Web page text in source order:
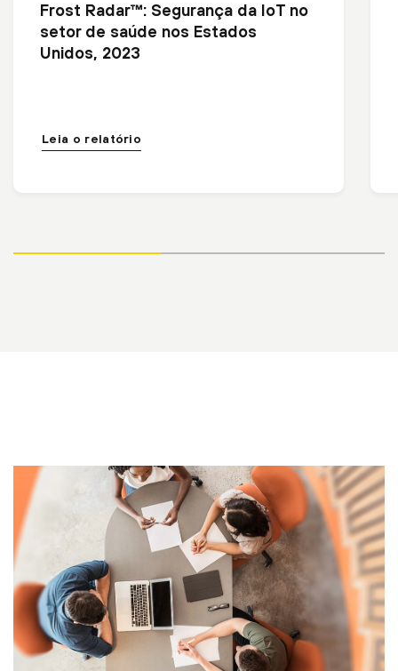
Frost Radar™: Segurança da IoT no
setor de saúde nos Estados
Unidos, 2023
Leia o relatório